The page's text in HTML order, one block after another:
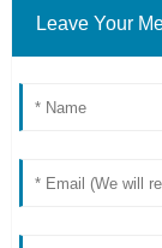
Leave Your